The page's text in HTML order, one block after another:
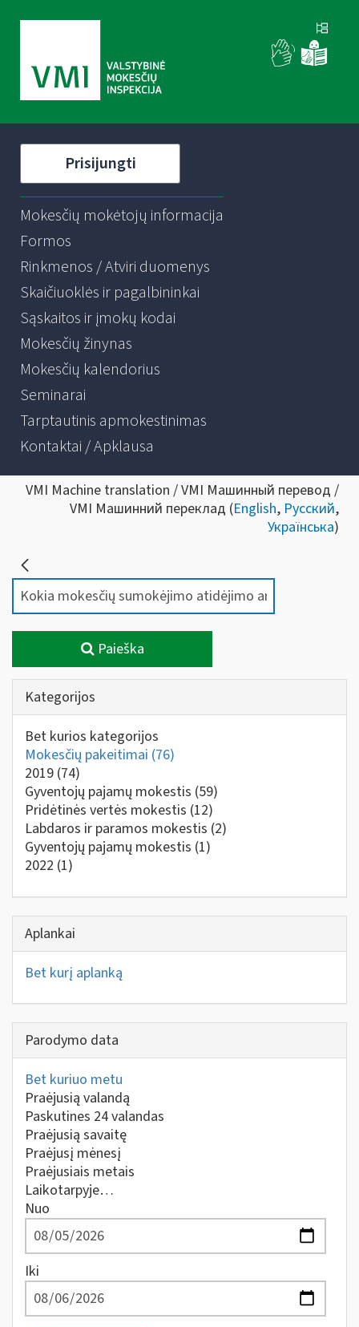
Prisijungti
Mokesčių mokėtojų informacija
Formos
Rinkmenos / Atviri duomenys
Skaičiuoklės ir pagalbininkai
Sąskaitos ir įmokų kodai
Mokesčių žinynas
Mokesčių kalendorius
Seminarai
Tarptautinis apmokestinimas
Kontaktai / Apklausa
VMI Machine translation / VMI Машинный перевод /
VMI Машинний переклад (English, Русский,
Українська)
Paieška
Kategorijos
Bet kurios kategorijos
Mokesčių pakeitimai (76)
2019 (74)
Gyventojų pajamų mokestis (59)
Pridėtinės vertės mokestis (12)
Labdaros ir paramos mokestis (2)
Gyventojų pajamų mokestis (1)
2022 (1)
Aplankai
Bet kurį aplanką
Parodymo data
Bet kuriuo metu
Praėjusią valandą
Paskutines 24 valandas
Praėjusią savaitę
Praėjusį mėnesį
Praėjusiais metais
Laikotarpyje…
Nuo
Iki